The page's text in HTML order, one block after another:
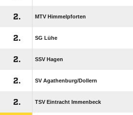
2. MTV Himmelpforten
2. SG Lühe
2. SSV Hagen
2. SV Agathenburg/​Dollern
2. TSV Eintracht Immenbeck